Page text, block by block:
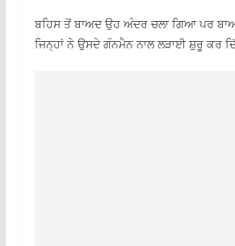
ਬਹਿਸ ਤੋਂ ਬਾਅਦ ਉਹ ਅੰਦਰ ਚਲਾ ਗਿਆ ਪਰ
ਜਿਨ੍ਹਾਂ ਨੇ ਉਸਦੇ ਗੰਨਮੈਨ ਨਾਲ ਲੜਾਈ ਸ਼ੁਰੂ ਕਰ